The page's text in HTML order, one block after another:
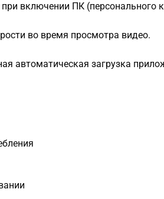
включении ПК (персонального
во время просмотра видео.
автоматическая загрузка